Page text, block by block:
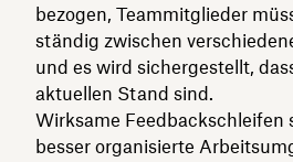
bezogen, Teammitglieder
ständig zwischen
und es wird sichergestellt,
aktuellen Stand sind.
Wirksame Feedbackschleifen
besser organisierte